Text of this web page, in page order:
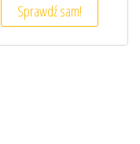
Sprawdź sam!